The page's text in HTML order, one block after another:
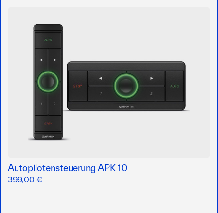
Autopilotensteuerung APK 10
399,00 €